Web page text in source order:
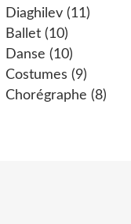
Diaghilev (11)
Ballet (10)
Danse (10)
Costumes (9)
Chorégraphe (8)